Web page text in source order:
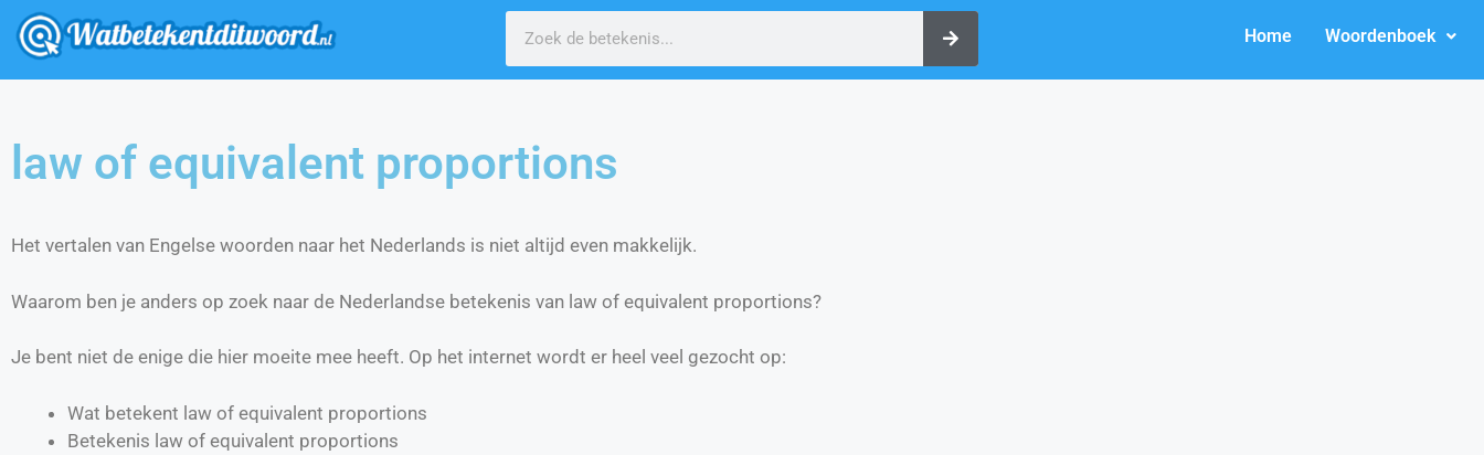
Home Woordenboek
law of equivalent proportions
Het vertalen van Engelse woorden naar het Nederlands is niet altijd even makkelijk.
Waarom ben je anders op zoek naar de Nederlandse betekenis van law of equivalent proportions?
Je bent niet de enige die hier moeite mee heeft. Op het internet wordt er heel veel gezocht op:
Wat betekent law of equivalent proportions
Betekenis law of equivalent proportions